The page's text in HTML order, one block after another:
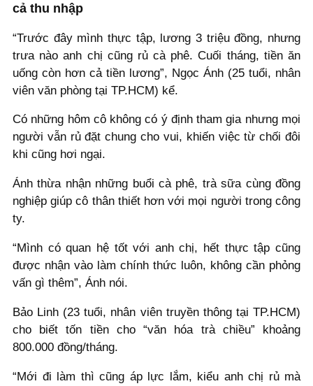
cả thu nhập
“Trước đây mình thực tập, lương 3 triệu đồng, nhưng
trưa nào anh chị cũng rủ cà phê. Cuối tháng, tiền ăn
uống còn hơn cả tiền lương”, Ngọc Ánh (25 tuổi, nhân
viên văn phòng tại TP.HCM) kể.
Có những hôm cô không có ý định tham gia nhưng mọi
người vẫn rủ đặt chung cho vui, khiến việc từ chối đôi
khi cũng hơi ngại.
Ánh thừa nhận những buổi cà phê, trà sữa cùng đồng
nghiệp giúp cô thân thiết hơn với mọi người trong công
ty.
“Mình có quan hệ tốt với anh chị, hết thực tập cũng
được nhận vào làm chính thức luôn, không cần phỏng
vấn gì thêm”, Ánh nói.
Bảo Linh (23 tuổi, nhân viên truyền thông tại TP.HCM)
cho biết tốn tiền cho “văn hóa trà chiều” khoảng
800.000 đồng/tháng.
“Mới đi làm thì cũng áp lực lắm, kiểu anh chị rủ mà